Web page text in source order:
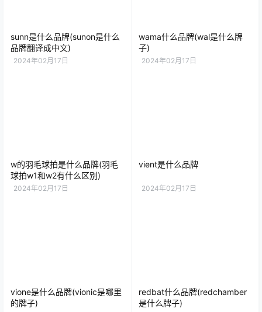
sunn是什么品牌(sunon是什么
品牌翻译成中文)
2024年02月17日
wama什么品牌(wal是什么牌
子)
2024年02月17日
w的羽毛球拍是什么品牌(羽毛
球拍w1和w2有什么区别)
2024年02月17日
vient是什么品牌
2024年02月17日
vione是什么品牌(vionic是哪里
的牌子)
redbat什么品牌(redchamber
是什么牌子)